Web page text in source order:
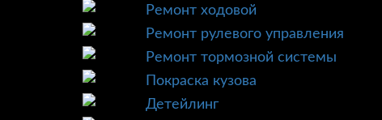
Ремонт ходовой
Ремонт рулевого управления
Ремонт тормозной системы
Покраска кузова
Детейлинг